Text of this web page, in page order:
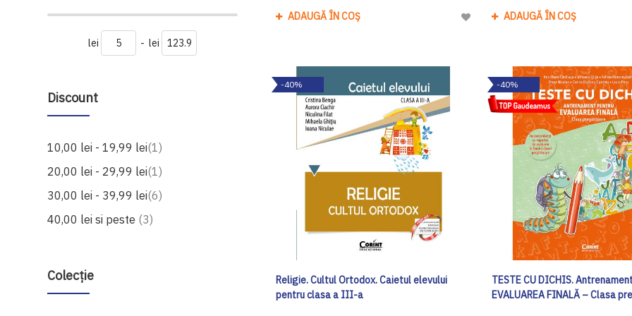
lei - lei
Discount
10,00 lei -19,99 lei 1produs
20,00 lei - 29,99 lei 1produs
30,00 lei - 39,99 lei 6produse
40,00 lei si peste 3produse
Colecție
ADAUGĂ ÎN COȘ
Adaugă
Dorinte
ADAUGĂ ÎN COȘ
-40%
Religie. Cultul Ortodox. Caietul elevului
pentru clasa a III-a
-40%
TESTE CU DICHIS.
EVALUAREA FINALĂ – Clasa